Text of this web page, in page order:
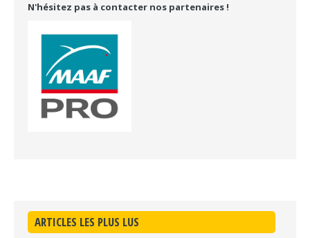
N'hésitez pas à contacter nos partenaires !
ARTICLES LES PLUS LUS